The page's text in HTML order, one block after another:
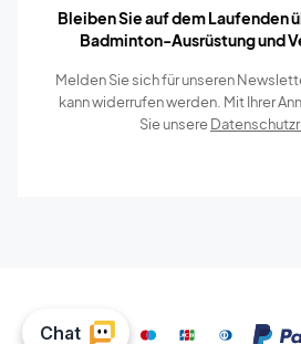
Bleiben Sie auf dem Laufenden
Badminton-Ausrüstung und
Melden Sie sich für unseren
kann widerrufen werden. Mit Ihrer
Sie unsere